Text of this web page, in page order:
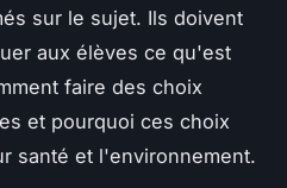
sur le sujet. Ils doivent
aux élèves ce qu'est
faire des choix
et pourquoi ces choix
santé et l'environnement.